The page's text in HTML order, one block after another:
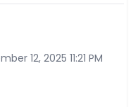
12, 2025 11:21 PM